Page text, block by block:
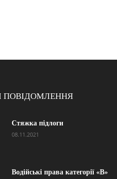
ПОВІДОМЛЕННЯ
Стяжка підлоги
08.11.2021
Водійські права категорії «B»